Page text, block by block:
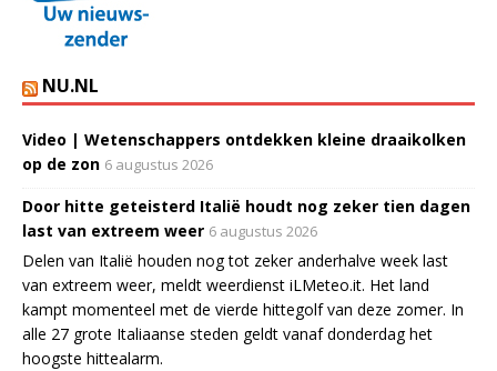
NU.NL
Video | Wetenschappers ontdekken kleine draaikolken
op de zon 6 augustus 2026
Door hitte geteisterd Italië houdt nog zeker tien dagen
last van extreem weer 6 augustus 2026
Delen van Italië houden nog tot zeker anderhalve week last
van extreem weer, meldt weerdienst iLMeteo.it. Het land
kampt momenteel met de vierde hittegolf van deze zomer. In
alle 27 grote Italiaanse steden geldt vanaf donderdag het
hoogste hittealarm.